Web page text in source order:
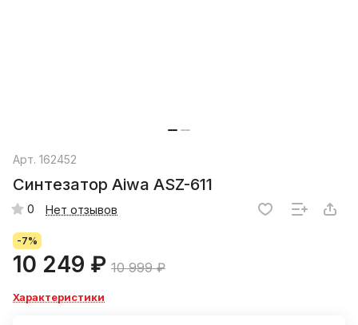
Арт. 162452
Синтезатор Aiwa ASZ-611
0 Нет отзывов
-7%
10 249 ₽ 10 999 ₽
Характеристики